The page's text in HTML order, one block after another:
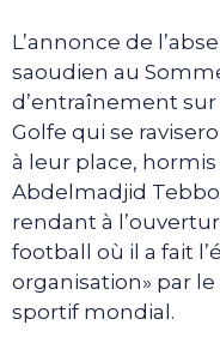
L’annonce de
saoudien au
d’entraînement
Golfe qui se
à leur place,
Abdelmadjid
rendant à
football où il a fait
organisation» par
sportif mondial.